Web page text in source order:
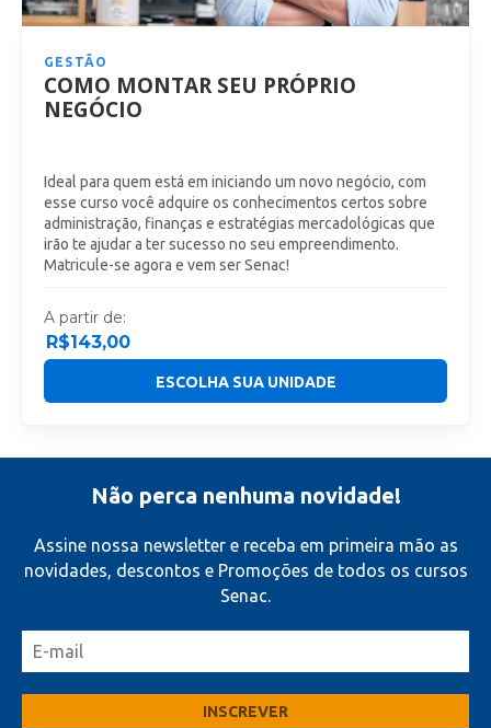
GESTÃO
COMO MONTAR SEU PRÓPRIO
NEGÓCIO
Ideal para quem está em iniciando um novo negócio, com
esse curso você adquire os conhecimentos certos sobre
administração, finanças e estratégias mercadológicas que
irão te ajudar a ter sucesso no seu empreendimento.
Matricule-se agora e vem ser Senac!
A partir de:
R$143,00
ESCOLHA SUA UNIDADE
Não perca nenhuma novidade!
Assine nossa newsletter e receba em primeira mão as
novidades, descontos e Promoções de todos os cursos
Senac.